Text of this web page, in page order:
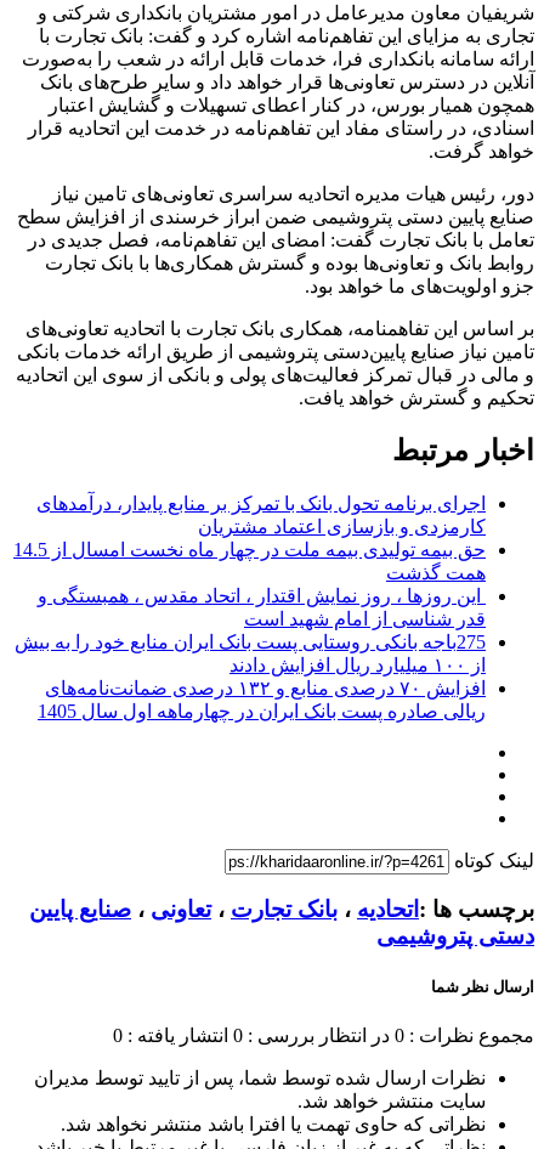
شریفیان معاون مدیرعامل در امور مشتریان بانکداری شرکتی و
تجاری به مزایای این تفاهم‌نامه اشاره کرد و گفت: بانک تجارت با
ارائه سامانه بانکداری فرا، خدمات قابل ارائه در شعب را به‌صورت
آنلاین در دسترس تعاونی‌ها قرار خواهد داد و سایر طرح‌های بانک
همچون همیار بورس، در کنار اعطای تسهیلات و گشایش اعتبار
اسنادی، در راستای مفاد این تفاهم‌نامه در خدمت این اتحادیه قرار
خواهد گرفت.
دور، رئیس هیات مدیره اتحادیه سراسری تعاونی‌های تامین نیاز
صنایع پایین دستی پتروشیمی ضمن ابراز خرسندی از افزایش سطح
تعامل با بانک تجارت گفت: امضای این تفاهم‌نامه، فصل جدیدی در
روابط بانک و تعاونی‌ها بوده و گسترش همکاری‌ها با بانک تجارت
جزو اولویت‌های ما خواهد بود.
بر اساس این تفاهمنامه، همکاری بانک تجارت با اتحادیه تعاونی‌های
تامین نیاز صنایع پایین‌دستی پتروشیمی از طریق ارائه خدمات بانکی
و مالی در قبال تمرکز فعالیت‌های پولی و بانکی از سوی این اتحادیه
تحکیم و گسترش خواهد یافت.
اخبار مرتبط
اجرای برنامه تحول بانک با تمرکز بر منابع پایدار، درآمدهای
کارمزدی و بازسازی اعتماد مشتریان
حق بیمه تولیدی بیمه ملت در چهار ماه نخست امسال از 14.5
همت گذشت
این روزها ، روز نمایش اقتدار ، اتحاد مقدس ، همبستگی و
قدر شناسی از امام شهید است
275باجه بانکی روستایی پست بانک ایران منابع خود را به بیش
از ۱۰۰ میلیارد ریال افزایش دادند
افزایش ۷۰ درصدی منابع و ۱۳۲ درصدی ضمانت‌نامه‌های
ریالی صادره پست بانک ایران در چهارماهه اول سال 1405
لینک کوتاه
برچسب ها : اتحادیه ، بانک تجارت ،تعاونی ، صنایع پایین
دستی پتروشیمی
ارسال نظر شما
مجموع نظرات : 0 در انتظار بررسی : 0 انتشار یافته : 0
نظرات ارسال شده توسط شما، پس از تایید توسط مدیران
سایت منتشر خواهد شد.
نظراتی که حاوی تهمت یا افترا باشد منتشر نخواهد شد.